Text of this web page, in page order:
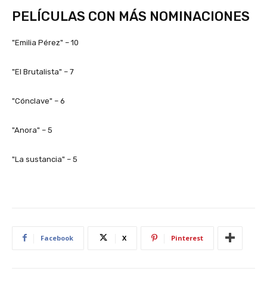
PELÍCULAS CON MÁS NOMINACIONES
"Emilia Pérez" – 10
"El Brutalista" – 7
"Cónclave" – 6
"Anora" – 5
"La sustancia" – 5
Facebook X Pinterest